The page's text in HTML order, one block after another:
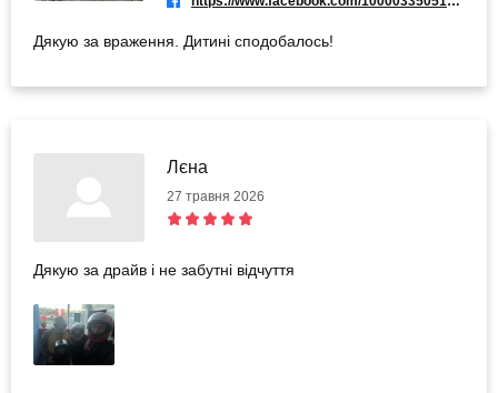
Дякую за враження. Дитині сподобалось!
Лєна
27 травня 2026
Дякую за драйв і не забутні відчуття